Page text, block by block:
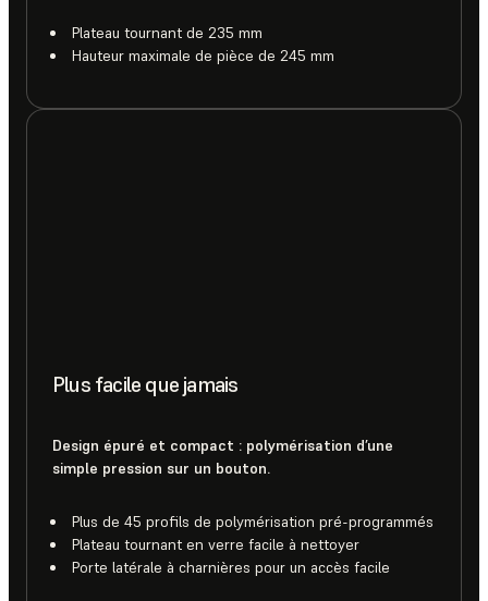
Plateau tournant de 235 mm
Hauteur maximale de pièce de 245 mm
Plus facile que jamais
Design épuré et compact : polymérisation d’une
simple pression sur un bouton.
Plus de 45 profils de polymérisation pré-programmés
Plateau tournant en verre facile à nettoyer
Porte latérale à charnières pour un accès facile